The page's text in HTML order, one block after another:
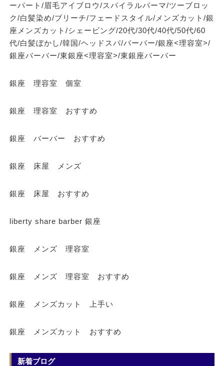
ーパート/眉毛アイブロウ/スパイラルパーマ/ツーブロッ
ク/白髪染め/ブリーチ/フェードスタイル/メンズカット/銀
座メンズカット/シェービング/20代/30代/40代/50代/60
代/白髪ぼかし/韓国/ヘッドスパ/バーバー/銀座<理容室>/
銀座バーバー/東銀座<理容室>/東銀座バーバー
銀座 理容室 個室
銀座 理容室 おすすめ
銀座 バーバー おすすめ
銀座 床屋 メンズ
銀座 床屋 おすすめ
liberty share barber 銀座
銀座 メンズ 理容室
銀座 メンズ 理容室 おすすめ
銀座 メンズカット 上手い
銀座 メンズカット おすすめ
新着ブログ